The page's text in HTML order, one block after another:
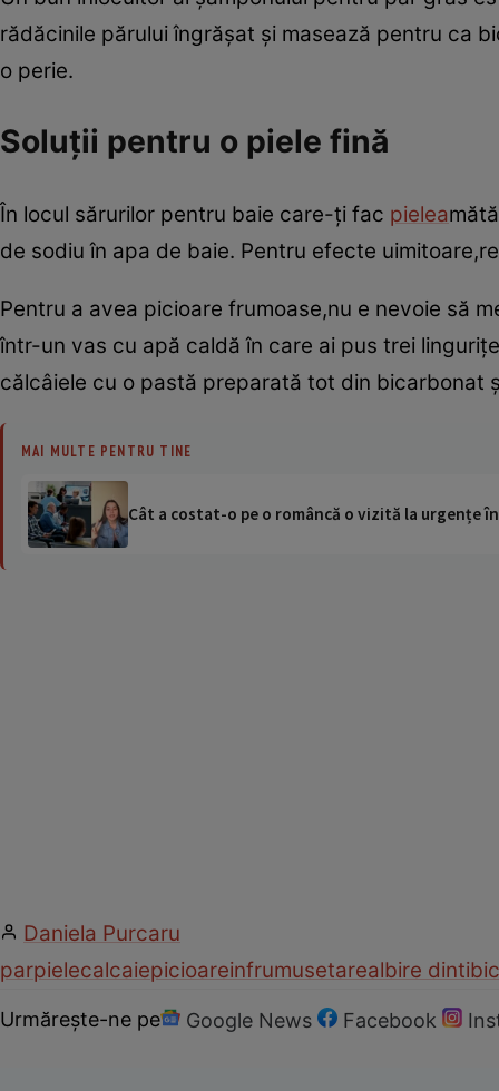
rădăcinile părului îngrăşat şi masează pentru ca
o perie.
Soluţii pentru o piele fină
În locul sărurilor pentru baie care-ţi fac pielea
de sodiu în apa de baie. Pentru efecte
Pentru a avea picioare frumoase,nu e nevoie să
într-un vas cu apă caldă în care ai pus trei
călcâiele cu o pastă preparată tot din bicarbonat
MAI MULTE PENTRU TINE
Cât a costat-o pe o româncă o vizită la urgențe
Daniela Purcaru
parpielecalcaiepicioareinfrumusetarealbire dinti
Urmărește-ne pe Google News Facebook